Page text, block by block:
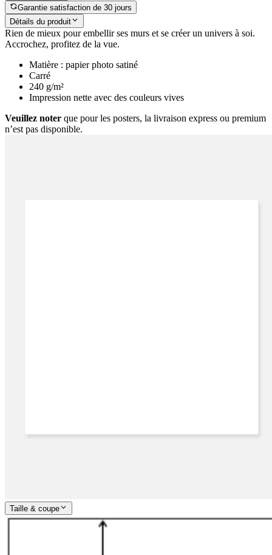
Garantie satisfaction de 30 jours
Détails du produit
Rien de mieux pour embellir ses murs et se créer un univers à soi.
Accrochez, profitez de la vue.
Matière : papier photo satiné
Carré
240 g/m²
Impression nette avec des couleurs vives
Veuillez noter que pour les posters, la livraison express ou premium
n’est pas disponible.
Taille & coupe